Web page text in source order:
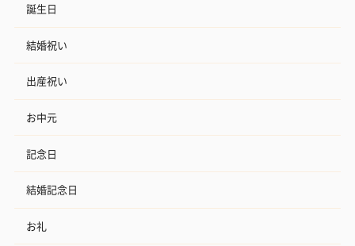
誕生日
結婚祝い
出産祝い
お中元
記念日
結婚記念日
お礼